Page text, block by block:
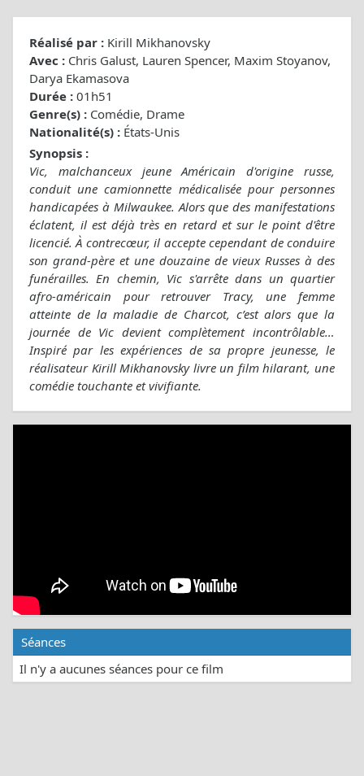
Réalisé par : Kirill Mikhanovsky
Avec : Chris Galust, Lauren Spencer, Maxim Stoyanov,
Darya Ekamasova
Durée : 01h51
Genre(s) : Comédie, Drame
Nationalité(s) : États-Unis
Synopsis :
Vic, malchanceux jeune Américain d'origine russe,
conduit une camionnette médicalisée pour personnes
handicapées à Milwaukee. Alors que des manifestations
éclatent, il est déjà très en retard et sur le point d'être
licencié. À contrecœur, il accepte cependant de conduire
son grand-père et une douzaine de vieux Russes à des
funérailles. En chemin, Vic s'arrête dans un quartier
afro-américain pour retrouver Tracy, une femme
atteinte de la maladie de Charcot, c’est alors que la
journée de Vic devient complètement incontrôlable…
Inspiré par les expériences de sa propre jeunesse, le
réalisateur Kirill Mikhanovsky livre un film hilarant, une
comédie touchante et vivifiante.
Séances
Il n'y a aucunes séances pour ce film